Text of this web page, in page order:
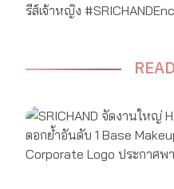
รีส์เจ้าหญิง